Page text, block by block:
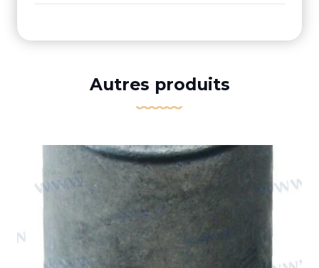
Autres produits